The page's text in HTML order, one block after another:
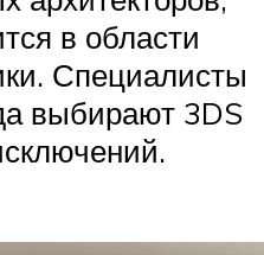
в области
Специалисты
выбирают 3DS